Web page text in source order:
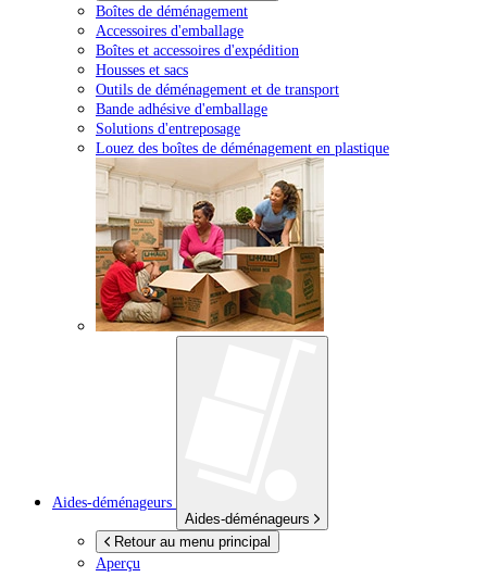
Boîtes de déménagement
Accessoires d'emballage
Boîtes et accessoires d'expédition
Housses et sacs
Outils de déménagement et de transport
Bande adhésive d'emballage
Solutions d'entreposage
Louez des boîtes de déménagement en plastique
Aides-déménageurs
Aides-déménageurs
Retour au menu principal
Aperçu